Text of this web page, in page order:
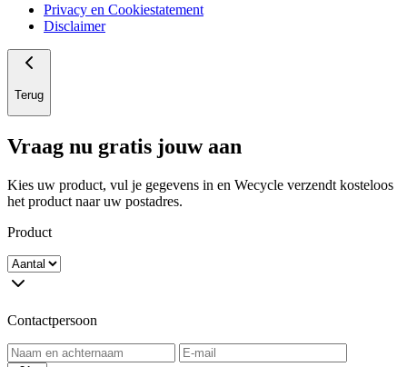
Privacy en Cookiestatement
Disclaimer
Terug
Vraag nu gratis jouw aan
Kies uw product, vul je gegevens in en Wecycle verzendt kosteloos
het product naar uw postadres.
Product
Contactpersoon